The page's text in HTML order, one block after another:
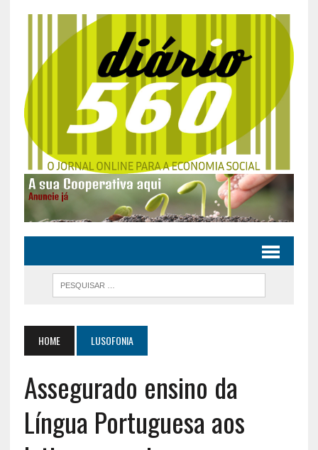
HOME LUSOFONIA
Assegurado ensino da
Língua Portuguesa aos